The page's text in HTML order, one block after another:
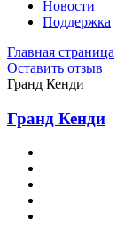
Новости
Поддержка
Главная страница
Оставить отзыв
Гранд Кенди
Гранд Кенди